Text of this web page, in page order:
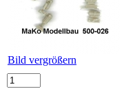
Bild vergrößern